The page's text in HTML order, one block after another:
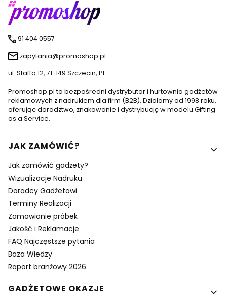
91 404 0557
zapytania@promoshop.pl
ul. Staffa 12, 71-149 Szczecin, PL
Promoshop.pl to bezpośredni dystrybutor i hurtownia gadżetów
reklamowych z nadrukiem dla firm (B2B). Działamy od 1998 roku,
oferując doradztwo, znakowanie i dystrybucję w modelu Gifting
as a Service.
Linki w stopce
JAK ZAMÓWIĆ?
Jak zamówić gadżety?
Wizualizacje Nadruku
Doradcy Gadżetowi
Terminy Realizacji
Zamawianie próbek
Jakość i Reklamacje
FAQ Najczęstsze pytania
Baza Wiedzy
Raport branżowy 2026
GADŻETOWE OKAZJE